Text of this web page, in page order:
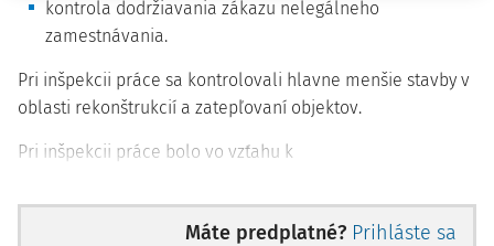
kontrola dodržiavania zákazu nelegálneho
zamestnávania.
Pri inšpekcii práce sa kontrolovali hlavne menšie stavby v
oblasti rekonštrukcií a zatepľovaní objektov.
Pri inšpekcii práce bolo vo vzťahu k
Máte predplatné? Prihláste sa